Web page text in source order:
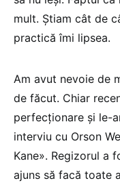
mult. Știam cât de
practică îmi lipsea.
Am avut nevoie de
de făcut. Chiar
perfecționare și le-
interviu cu Orson
Kane». Regizorul a
ajuns să facă toate